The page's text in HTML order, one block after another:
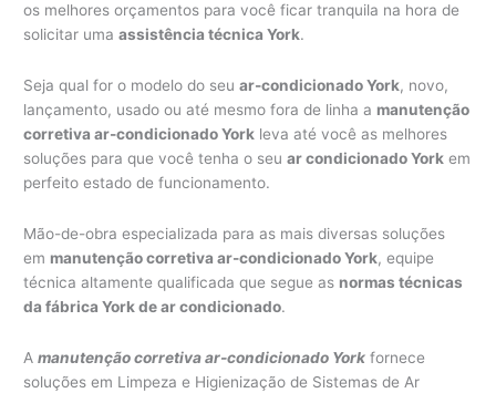
os melhores orçamentos para você ficar tranquila na hora de
solicitar umaassistência técnica York.
Seja qual for o modelo do seuar-condicionado York, novo,
lançamento, usado ou até mesmo fora de linha a manutenção
corretiva ar-condicionado York leva até você as melhores
soluções para que você tenha o seuar condicionado York em
perfeito estado de funcionamento.
Mão-de-obra especializada para as mais diversas soluções
em manutenção corretiva ar-condicionado York, equipe
técnica altamente qualificada que segue as normas técnicas
da fábrica York de ar condicionado.
Amanutenção corretiva ar-condicionado York fornece
soluções em Limpeza e Higienização de Sistemas de Ar